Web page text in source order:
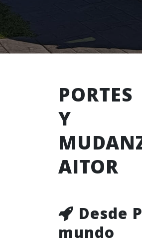
PORTES
Y
AITOR
Desde
mundo